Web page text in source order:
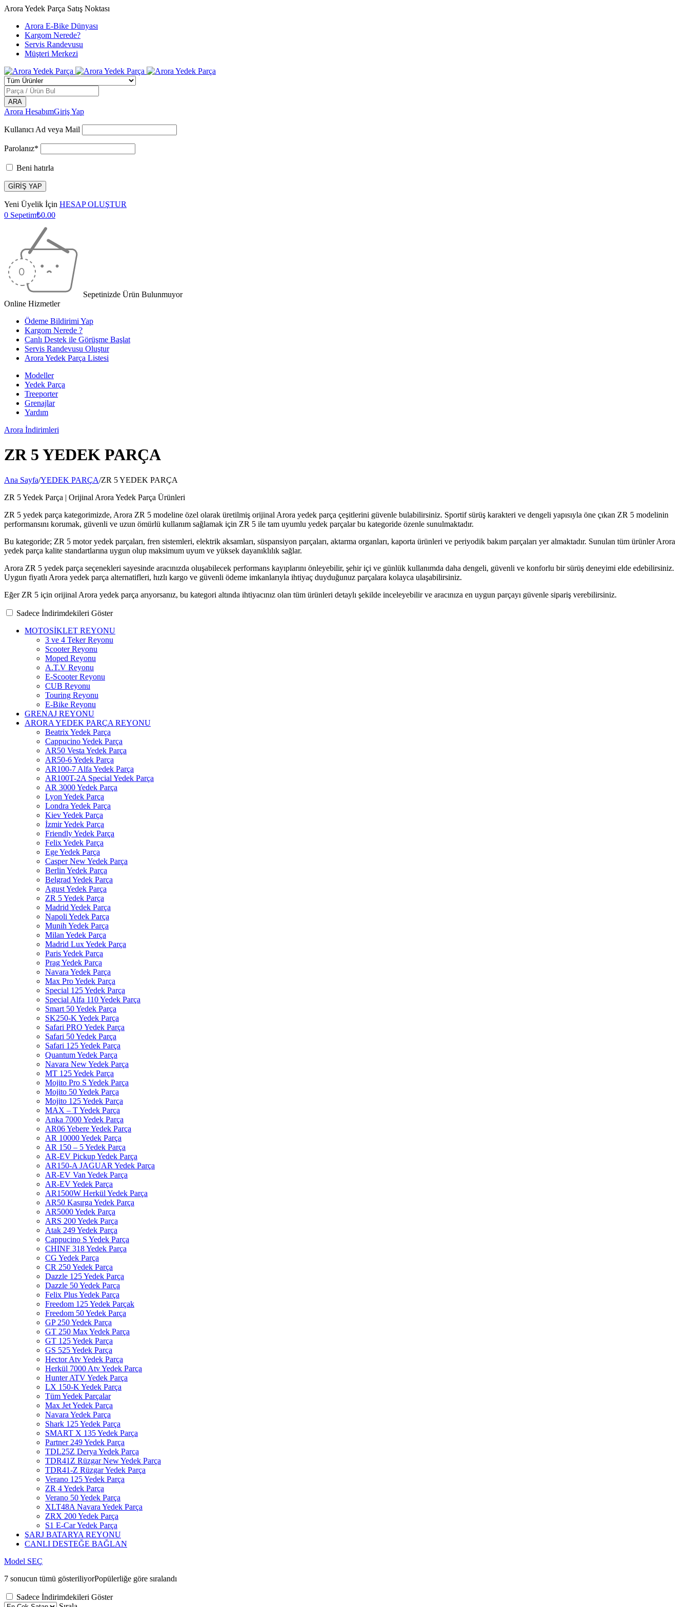
Arora Yedek Parça Satış Noktası
Arora E-Bike Dünyası
Kargom Nerede?
Servis Randevusu
Müşteri Merkezi
Arora HesabımGiriş Yap
Kullanıcı Ad veya Mail
Parolanız*
Beni hatırla
Yeni Üyelik İçin HESAP OLUŞTUR
0 Sepetim₺0.00
Sepetinizde Ürün Bulunmuyor
Online Hizmetler
Ödeme Bildirimi Yap
Kargom Nerede ?
Canlı Destek ile Görüşme Başlat
Servis Randevusu Oluştur
Arora Yedek Parça Listesi
Modeller
Yedek Parça
Treeporter
Grenajlar
Yardım
Arora İndirimleri
ZR 5 YEDEK PARÇA
Ana Sayfa/YEDEK PARÇA/ZR 5 YEDEK PARÇA
ZR 5 Yedek Parça | Orijinal Arora Yedek Parça Ürünleri
ZR 5 yedek parça kategorimizde, Arora ZR 5 modeline özel olarak üretilmiş orijinal Arora yedek parça çeşitlerini güvenle bulabilirsiniz. Sportif sürüş karakteri ve dengeli yapısıyla öne çıkan ZR 5 modelinin
performansını korumak, güvenli ve uzun ömürlü kullanım sağlamak için ZR 5 ile tam uyumlu yedek parçalar bu kategoride özenle sunulmaktadır.
Bu kategoride; ZR 5 motor yedek parçaları, fren sistemleri, elektrik aksamları, süspansiyon parçaları, aktarma organları, kaporta ürünleri ve periyodik bakım parçaları yer almaktadır. Sunulan tüm ürünler Arora
yedek parça kalite standartlarına uygun olup maksimum uyum ve yüksek dayanıklılık sağlar.
Arora ZR 5 yedek parça seçenekleri sayesinde aracınızda oluşabilecek performans kayıplarını önleyebilir, şehir içi ve günlük kullanımda daha dengeli, güvenli ve konforlu bir sürüş deneyimi elde edebilirsiniz.
Uygun fiyatlı Arora yedek parça alternatifleri, hızlı kargo ve güvenli ödeme imkanlarıyla ihtiyaç duyduğunuz parçalara kolayca ulaşabilirsiniz.
Eğer ZR 5 için orijinal Arora yedek parça arıyorsanız, bu kategori altında ihtiyacınız olan tüm ürünleri detaylı şekilde inceleyebilir ve aracınıza en uygun parçayı güvenle sipariş verebilirsiniz.
Sadece İndirimdekileri Göster
MOTOSİKLET REYONU
3 ve 4 Teker Reyonu
Scooter Reyonu
Moped Reyonu
A.T.V Reyonu
E-Scooter Reyonu
CUB Reyonu
Touring Reyonu
E-Bike Reyonu
GRENAJ REYONU
ARORA YEDEK PARÇA REYONU
Beatrix Yedek Parça
Cappucino Yedek Parça
AR50 Vesta Yedek Parça
AR50-6 Yedek Parça
AR100-7 Alfa Yedek Parça
AR100T-2A Special Yedek Parça
AR 3000 Yedek Parça
Lyon Yedek Parça
Londra Yedek Parça
Kiev Yedek Parça
İzmir Yedek Parça
Friendly Yedek Parça
Felix Yedek Parça
Ege Yedek Parça
Casper New Yedek Parça
Berlin Yedek Parça
Belgrad Yedek Parça
Agust Yedek Parça
ZR 5 Yedek Parça
Madrid Yedek Parça
Napoli Yedek Parça
Munih Yedek Parça
Milan Yedek Parça
Madrid Lux Yedek Parça
Paris Yedek Parça
Prag Yedek Parça
Navara Yedek Parça
Max Pro Yedek Parça
Special 125 Yedek Parça
Special Alfa 110 Yedek Parça
Smart 50 Yedek Parça
SK250-K Yedek Parça
Safari PRO Yedek Parça
Safari 50 Yedek Parça
Safari 125 Yedek Parça
Quantum Yedek Parça
Navara New Yedek Parça
MT 125 Yedek Parça
Mojito Pro S Yedek Parça
Mojito 50 Yedek Parça
Mojito 125 Yedek Parça
MAX – T Yedek Parça
Anka 7000 Yedek Parça
AR06 Yebere Yedek Parça
AR 10000 Yedek Parça
AR 150 – 5 Yedek Parça
AR-EV Pickup Yedek Parça
AR150-A JAGUAR Yedek Parça
AR-EV Van Yedek Parça
AR-EV Yedek Parça
AR1500W Herkül Yedek Parça
AR50 Kasırga Yedek Parça
AR5000 Yedek Parça
ARS 200 Yedek Parça
Atak 249 Yedek Parça
Cappucino S Yedek Parça
CHINF 318 Yedek Parça
CG Yedek Parça
CR 250 Yedek Parça
Dazzle 125 Yedek Parça
Dazzle 50 Yedek Parça
Felix Plus Yedek Parça
Freedom 125 Yedek Parçak
Freedom 50 Yedek Parça
GP 250 Yedek Parça
GT 250 Max Yedek Parça
GT 125 Yedek Parça
GS 525 Yedek Parça
Hector Atv Yedek Parça
Herkül 7000 Atv Yedek Parça
Hunter ATV Yedek Parça
LX 150-K Yedek Parça
Tüm Yedek Parçalar
Max Jet Yedek Parça
Navara Yedek Parça
Shark 125 Yedek Parça
SMART X 135 Yedek Parça
Partner 249 Yedek Parça
TDL25Z Derya Yedek Parça
TDR41Z Rüzgar New Yedek Parça
TDR41-Z Rüzgar Yedek Parça
Verano 125 Yedek Parça
ZR 4 Yedek Parça
Verano 50 Yedek Parça
XLT48A Navara Yedek Parça
ZRX 200 Yedek Parça
S1 E-Car Yedek Parça
ŞARJ BATARYA REYONU
CANLI DESTEĞE BAĞLAN
Model SEÇ
7 sonucun tümü gösteriliyorPopülerliğe göre sıralandı
Sadece İndirimdekileri Göster